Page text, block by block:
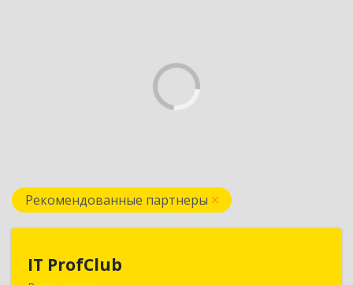
Рекомендованные партнеры
IT ProfClub